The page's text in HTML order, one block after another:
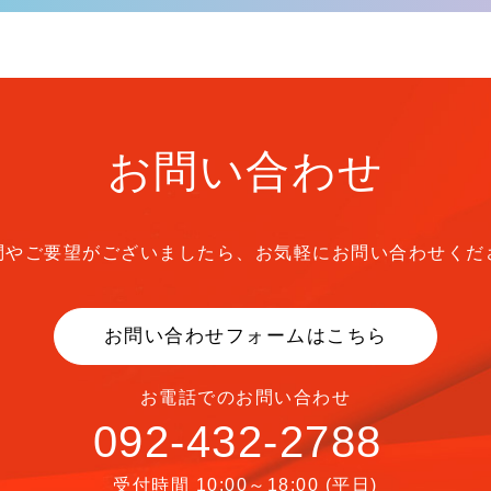
お問い合わせ
ご要望がございましたら、 お気軽にお問い合わせくだ
お問い合わせフォームはこちら
お電話でのお問い合わせ
092-432-2788
受付時間 10:00～18:00 (平日)